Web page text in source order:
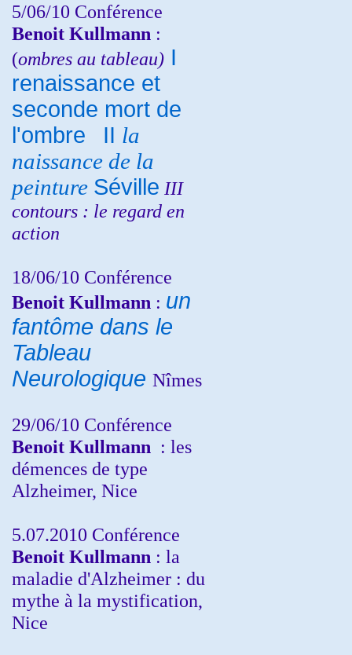
5/06/10 Conférence
Benoit Kullmann :
(ombres au tableau) I
renaissance et
seconde mort de
l'ombre
II la
naissance de la
peinture Séville III
contours : le regard en
action
18/06/10 Conférence
Benoit Kullmann : un
fantôme dans le
Tableau
Neurologique Nîmes
29/06/10 Conférence
Benoit Kullmann : les
démences de type
Alzheimer, Nice
5.07.2010 Conférence
Benoit Kullmann : la
maladie d'Alzheimer : du
mythe à la mystification,
Nice